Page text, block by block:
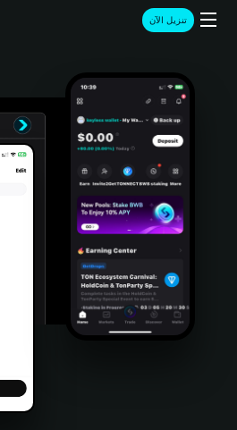
تنزيل الآن